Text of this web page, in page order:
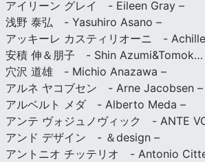
アイリーン グレイ - Eileen Gray –
浅野 泰弘 - Yasuhiro Asano –
アッキーレ カスティリオーニ -
安積 伸＆朋子 - Shin Azumi&Tomok…
穴沢 道雄 - Michio Anazawa –
アルネ ヤコブセン - Arne Jacobsen –
アルベルト メダ - Alberto Meda –
アンテ ヴォジュノヴィック - ANTE
アンド デザイン - ＆design –
アントニオ チッテリオ - Antonio